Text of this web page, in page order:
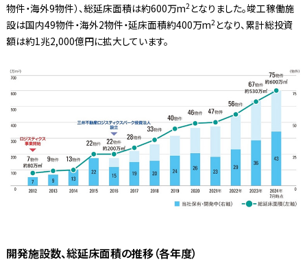
物件・海外9物件）、総延床面積は約600万m2となりました。竣工稼働施
設は国内49物件・海外2物件・延床面積約400万m2となり、累計総投資
額は約1兆2,000億円に拡大しています。
開発施設数、総延床面積の推移（各年度）